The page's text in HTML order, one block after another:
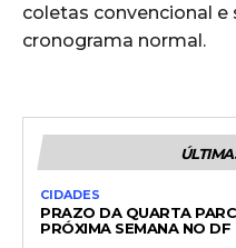
coletas convencional e
cronograma normal.
CIDADES
PRAZO DA QUARTA
PRÓXIMA SEMANA NO DF